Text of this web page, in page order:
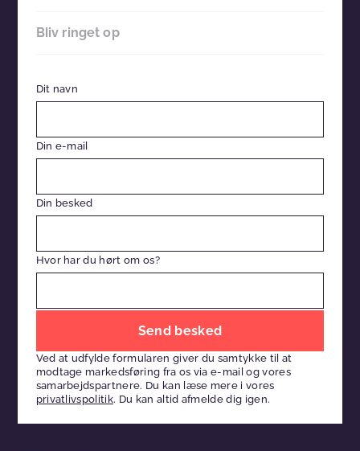
Bliv ringet op
Dit navn
Din e-mail
Din besked
Hvor har du hørt om os?
dette
felt
tomt
Ved at udfylde formularen giver du samtykke til at
modtage markedsføring fra os via e-mail og vores
samarbejdspartnere. Du kan læse mere i vores
privatlivspolitik. Du kan altid afmelde dig igen.